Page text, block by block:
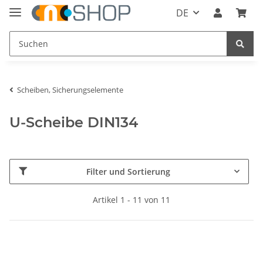
DE
Scheiben, Sicherungselemente
U-Scheibe DIN134
Filter und Sortierung
Artikel 1 - 11 von 11